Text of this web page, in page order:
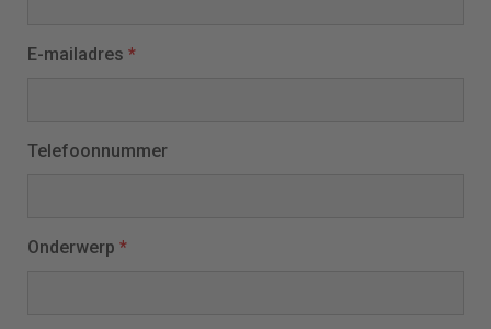
E-mailadres *
Telefoonnummer
Onderwerp *